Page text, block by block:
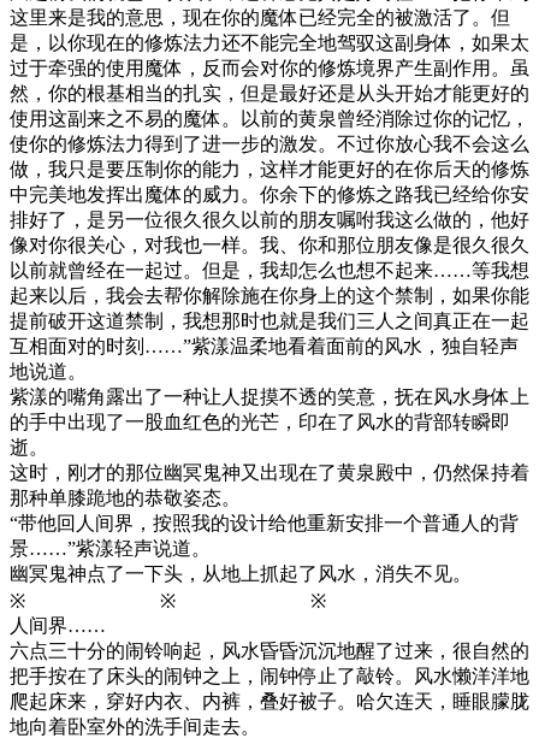
这里来是我的意思，现在你的魔体已经完全的被激活了。但
是，以你现在的修炼法力还不能完全地驾驭这副身体，如果太
过于牵强的使用魔体，反而会对你的修炼境界产生副作用。虽
然，你的根基相当的扎实，但是最好还是从头开始才能更好的
使用这副来之不易的魔体。以前的黄泉曾经消除过你的记忆，
使你的修炼法力得到了进一步的激发。不过你放心我不会这么
做，我只是要压制你的能力，这样才能更好的在你后天的修炼
中完美地发挥出魔体的威力。你余下的修炼之路我已经给你安
排好了，是另一位很久很久以前的朋友嘱咐我这么做的，他好
像对你很关心，对我也一样。我、你和那位朋友像是很久很久
以前就曾经在一起过。但是，我却怎么也想不起来……等我想
起来以后，我会去帮你解除施在你身上的这个禁制，如果你能
提前破开这道禁制，我想那时也就是我们三人之间真正在一起
互相面对的时刻……”紫漾温柔地看着面前的风水，独自轻声
地说道。
紫漾的嘴角露出了一种让人捉摸不透的笑意，抚在风水身体上
的手中出现了一股血红色的光芒，印在了风水的背部转瞬即
逝。
这时，刚才的那位幽冥鬼神又出现在了黄泉殿中，仍然保持着
那种单膝跪地的恭敬姿态。
“带他回人间界，按照我的设计给他重新安排一个普通人的背
景……”紫漾轻声说道。
幽冥鬼神点了一下头，从地上抓起了风水，消失不见。
※ ※ ※
人间界……
六点三十分的闹铃响起，风水昏昏沉沉地醒了过来，很自然的
把手按在了床头的闹钟之上，闹钟停止了敲铃。风水懒洋洋地
爬起床来，穿好内衣、内裤，叠好被子。哈欠连天，睡眼朦胧
地向着卧室外的洗手间走去。